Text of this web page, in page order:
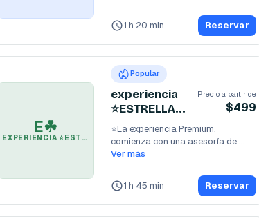
1 h 20 min Reservar
E☘
EXPERIENCIA ⭐️ESTRELLA PREMIUM + ASESORÍA DE IMAGEN ☘️
Popular
experiencia
⭐️ESTRELLA
PREMIUM +
ASESORÍA DE
IMAGEN ☘️
Precio a partir de
$499
⭐️La experiencia Premium,
comienza con una asesoría de
imagen según tu estilo
Ver más
1 h 45 min Reservar